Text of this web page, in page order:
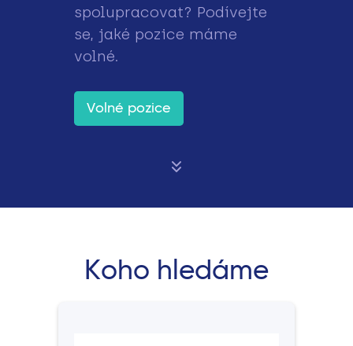
spolupracovat? Podívejte
se, jaké pozice máme
volné.
Volné pozice
Koho hledáme